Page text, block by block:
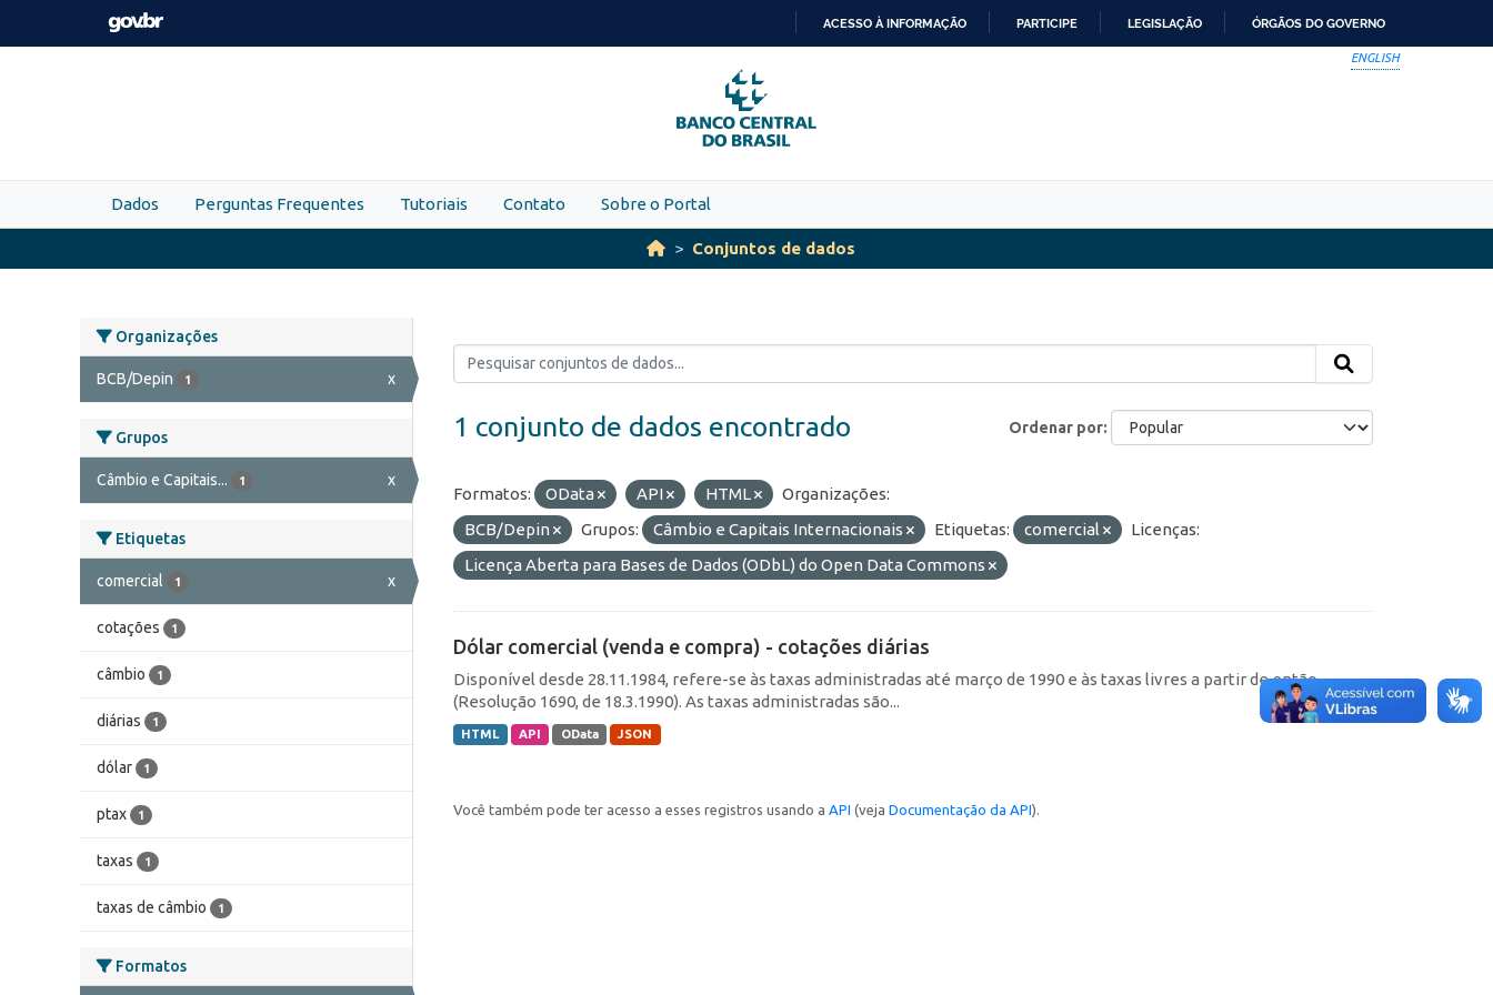
Skip to main content
PARA
O
CONTEÚDO
ACESSO À INFORMAÇÃO PARTICIPE LEGISLAÇÃO ÓRGÃOS DO GOVERNO
ENGLISH
Dados Perguntas Frequentes Tutoriais Contato Sobre o Portal
Conjuntos de dados
Organizações
BCB/Depin 1 x
Grupos
Câmbio e Capitais... 1 x
Etiquetas
comercial 1 x
cotações 1
câmbio 1
diárias 1
dólar 1
ptax 1
taxas 1
taxas de câmbio 1
Formatos
Ordenar por
1 conjunto de dados encontrado
Formatos: OData API HTML
Organizações:
BCB/Depin
Grupos: Câmbio e Capitais Internacionais Etiquetas: comercial
Licenças:
Licença Aberta para Bases de Dados (ODbL) do Open Data Commons
Dólar comercial (venda e compra) - cotações diárias
Disponível desde 28.11.1984, refere-se às taxas administradas até março de 1990 e às taxas livres a partir de então
(Resolução 1690, de 18.3.1990). As taxas administradas são...
HTML API OData JSON
Você também pode ter acesso a esses registros usando a API (veja Documentação da API).